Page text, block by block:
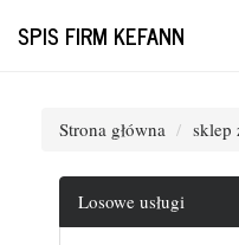
SPIS FIRM KEFANN
Strona główna sklep
Losowe usługi